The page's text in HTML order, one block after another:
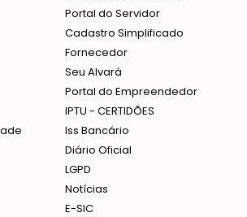
Portal do Servidor
Cadastro Simplificado
Fornecedor
Seu Alvará
Portal do Empreendedor
IPTU - CERTIDÕES
Iss Bancário
Diário Oficial
LGPD
Notícias
E-SIC